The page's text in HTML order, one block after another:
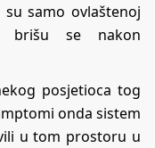
samo ovlaštenoj
brišu se nakon
posjetioca tog
onda sistem
u tom prostoru u